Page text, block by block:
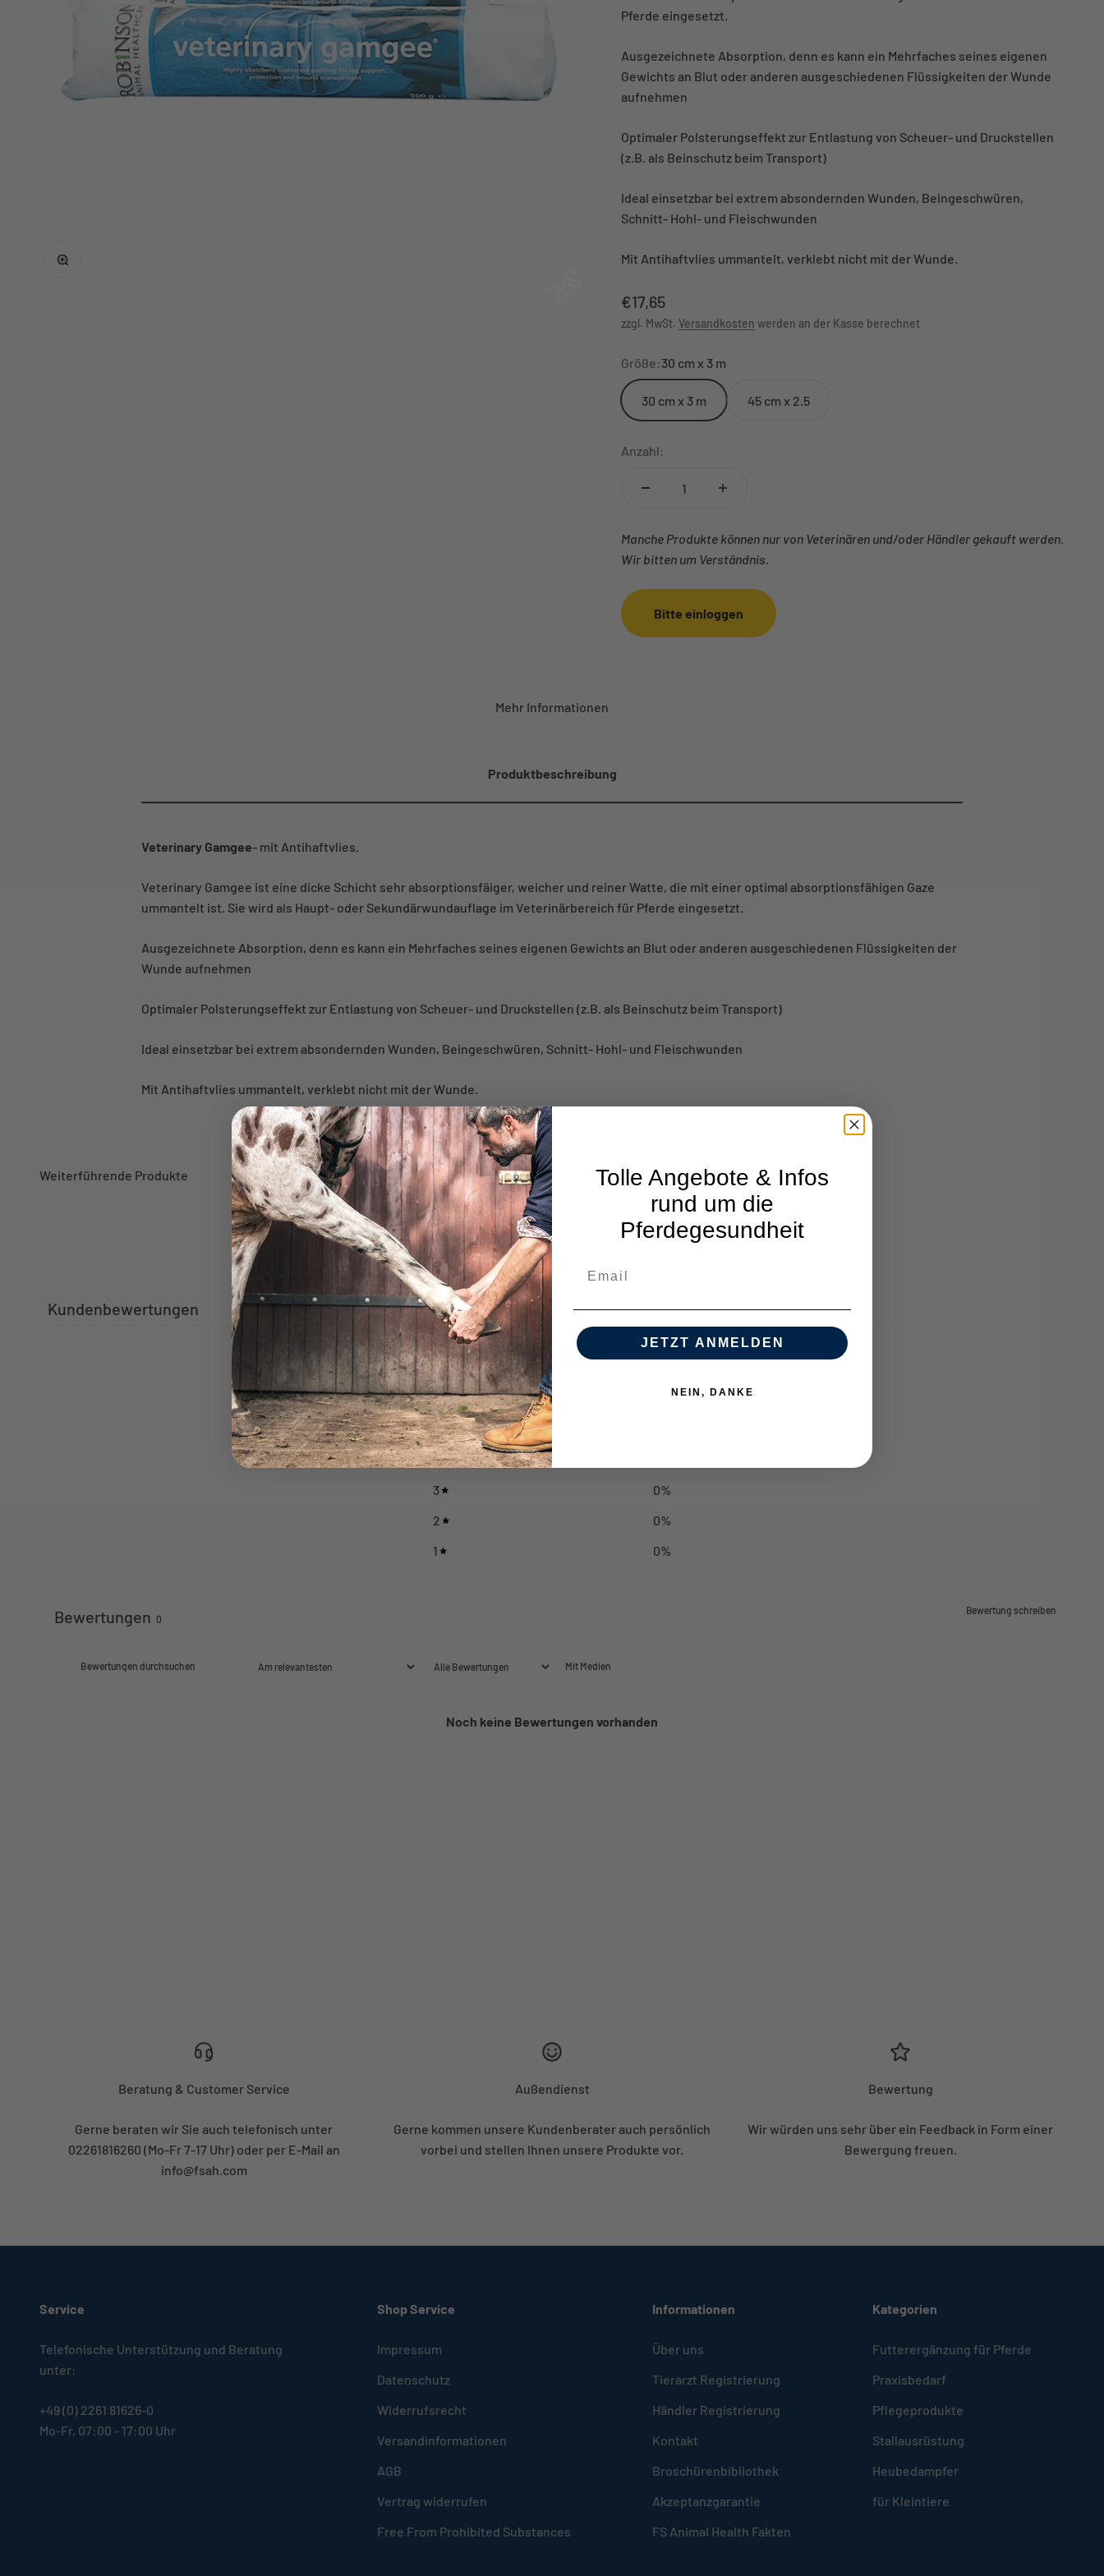
Pferde eingesetzt.
Ausgezeichnete Absorption, denn es kann ein Mehrfaches seines eigenen
Gewichts an Blut oder anderen ausgeschiedenen Flüssigkeiten der Wunde
aufnehmen
Optimaler Polsterungseffekt zur Entlastung von Scheuer- und Druckstellen
(z.B. als Beinschutz beim Transport)
Ideal einsetzbar bei extrem absondernden Wunden, Beingeschwüren,
Schnitt- Hohl- und Fleischwunden
Mit Antihaftvlies ummantelt, verklebt nicht mit der Wunde.
Angebot
€17,65
zzgl. MwSt. Versandkosten werden an der Kasse berechnet
Größe:30 cm x 3 m
30 cm x 3 m 45 cm x 2.5
Anzahl:
Manche Produkte können nur von Veterinären und/oder Händler gekauft werden.
Wir bitten um Verständnis.
Bitte einloggen
Mehr Informationen
Produktbeschreibung
Veterinary Gamgee- mit Antihaftvlies.
Veterinary Gamgee ist eine dicke Schicht sehr absorptionsfäiger, weicher und reiner Watte, die mit einer optimal absorptionsfähigen Gaze
ummantelt ist. Sie wird als Haupt- oder Sekundärwundauflage im Veterinärbereich für Pferde eingesetzt.
Ausgezeichnete Absorption, denn es kann ein Mehrfaches seines eigenen Gewichts an Blut oder anderen ausgeschiedenen Flüssigkeiten der
Wunde aufnehmen
Optimaler Polsterungseffekt zur Entlastung von Scheuer- und Druckstellen (z.B. als Beinschutz beim Transport)
Ideal einsetzbar bei extrem absondernden Wunden, Beingeschwüren, Schnitt- Hohl- und Fleischwunden
Mit Antihaftvlies ummantelt, verklebt nicht mit der Wunde.
Kundenbewertungen
0 / 50 Bewertungen
5
4
3
0%
2
0%
1
0%
Bewertung schreiben
Bewertungen 0
Mit Medien
Noch keine Bewertungen vorhanden
Beratung & Customer Service
Gerne beraten wir Sie auch telefonisch unter
02261816260 (Mo-Fr 7-17 Uhr) oder per E-Mail an
info@fsah.com
Außendienst
Gerne kommen unsere Kundenberater auch persönlich
vorbei und stellen Ihnen unsere Produkte vor.
Bewertung
Wir würden uns sehr über ein Feedback in Form einer
Bewergung freuen.
Service
Telefonische Unterstützung und Beratung
unter:
+49 (0) 2261 81626-0
Mo-Fr, 07:00 - 17:00 Uhr
Shop Service
Impressum
Datenschutz
Widerrufsrecht
Versandinformationen
AGB
Vertrag widerrufen
Free From Prohibited Substances
Informationen
Über uns
Tierarzt Registrierung
Händler Registrierung
Kontakt
Broschürenbibliothek
Akzeptanzgarantie
FS Animal Health Fakten
Kategorien
Futterergänzung für Pferde
Praxisbedarf
Pflegeprodukte
Stallausrüstung
Heubedampfer
für Kleintiere
Tolle Angebote & Infos
rund um die
Pferdegesundheit
JETZT ANMELDEN
NEIN, DANKE